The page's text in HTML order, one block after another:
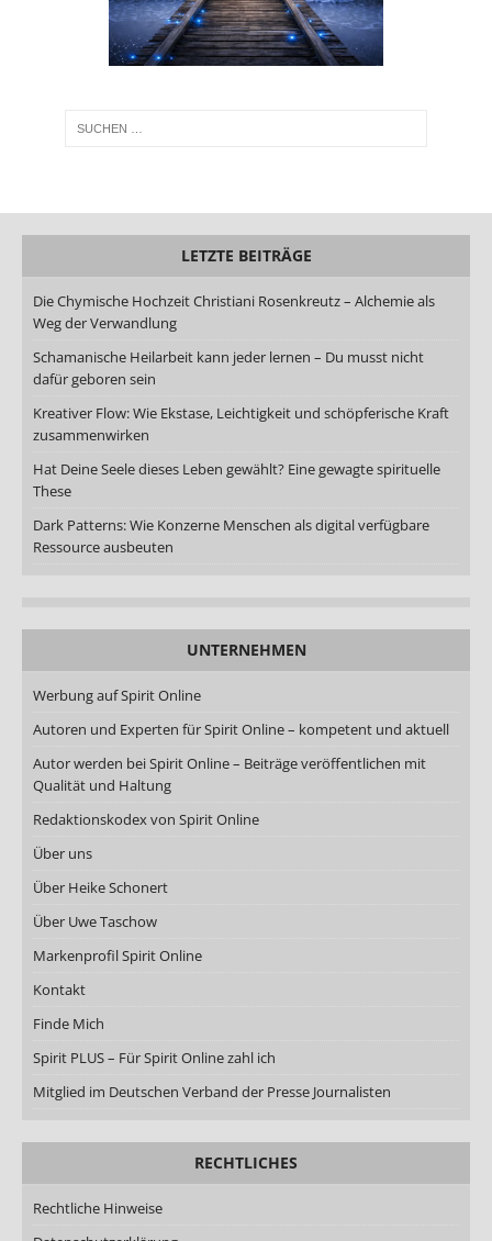
LETZTE BEITRÄGE
Die Chymische Hochzeit Christiani Rosenkreutz – Alchemie als
Weg der Verwandlung
Schamanische Heilarbeit kann jeder lernen – Du musst nicht
dafür geboren sein
Kreativer Flow: Wie Ekstase, Leichtigkeit und schöpferische Kraft
zusammenwirken
Hat Deine Seele dieses Leben gewählt? Eine gewagte spirituelle
These
Dark Patterns: Wie Konzerne Menschen als digital verfügbare
Ressource ausbeuten
UNTERNEHMEN
Werbung auf Spirit Online
Autoren und Experten für Spirit Online – kompetent und aktuell
Autor werden bei Spirit Online – Beiträge veröffentlichen mit
Qualität und Haltung
Redaktionskodex von Spirit Online
Über uns
Über Heike Schonert
Über Uwe Taschow
Markenprofil Spirit Online
Kontakt
Finde Mich
Spirit PLUS – Für Spirit Online zahl ich
Mitglied im Deutschen Verband der Presse Journalisten
RECHTLICHES
Rechtliche Hinweise